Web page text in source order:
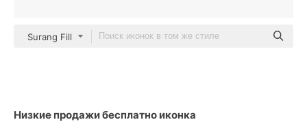
Surang Fill
Низкие продажи бесплатно иконка